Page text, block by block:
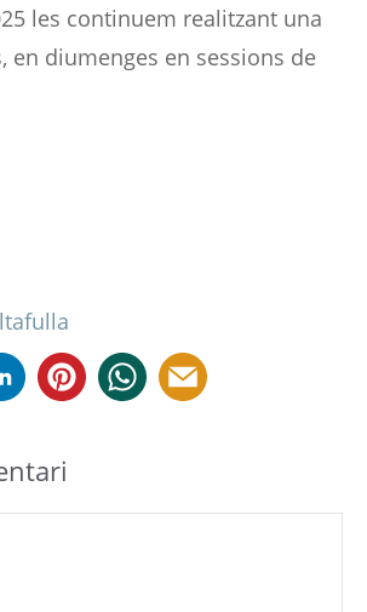
les continuem realitzant una
en diumenges en sessions de